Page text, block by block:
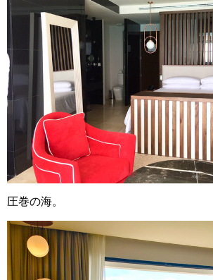
圧巻の海。